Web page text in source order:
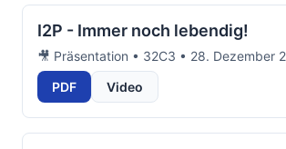
I2P - Immer noch lebendig!
🎥 Präsentation • 32C3 • 28. Dezember
PDF
Video